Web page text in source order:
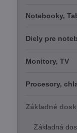
Notebooky,
Diely pre
Monitory, TV
Procesory,
Základné
Základná